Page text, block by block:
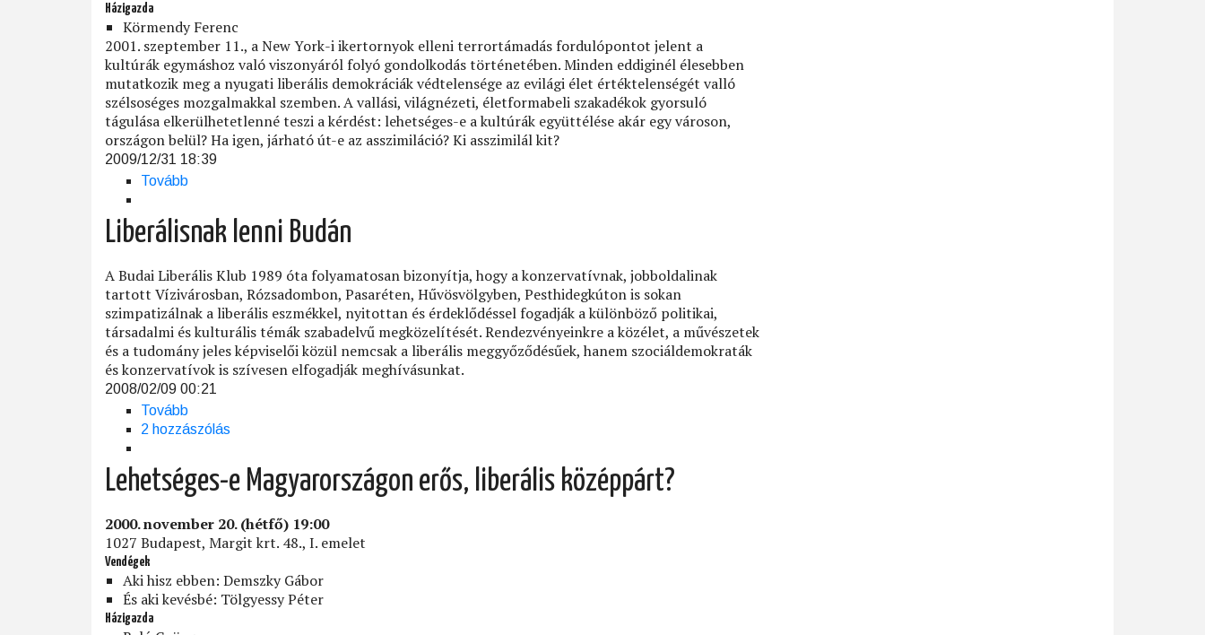
Házigazda
Körmendy Ferenc
2001. szeptember 11., a New York-i ikertornyok elleni terrortámadás fordulópontot jelent a
kultúrák egymáshoz való viszonyáról folyó gondolkodás történetében. Minden eddiginél élesebben
mutatkozik meg a nyugati liberális demokráciák védtelensége az evilági élet értéktelenségét valló
szélsoséges mozgalmakkal szemben. A vallási, világnézeti, életformabeli szakadékok gyorsuló
tágulása elkerülhetetlenné teszi a kérdést: lehetséges-e a kultúrák együttélése akár egy városon,
országon belül? Ha igen, járható út-e az asszimiláció? Ki asszimilál kit?
2009/12/31 18:39
Tovább
alkonya?)
Liberálisnak lenni Budán
A Budai Liberális Klub 1989 óta folyamatosan bizonyítja, hogy a konzervatívnak, jobboldalinak
tartott Vízivárosban, Rózsadombon, Pasaréten, Hűvösvölgyben, Pesthidegkúton is sokan
szimpatizálnak a liberális eszmékkel, nyitottan és érdeklődéssel fogadják a különböző politikai,
társadalmi és kulturális témák szabadelvű megközelítését. Rendezvényeinkre a közélet, a művészetek
és a tudomány jeles képviselői közül nemcsak a liberális meggyőződésűek, hanem szociáldemokraták
és konzervatívok is szívesen elfogadják meghívásunkat.
2008/02/09 00:21
Tovább
lenni
2 hozzászólás
Lehetséges-e Magyarországon erős, liberális középpárt?
2000. november 20. (hétfő) 19:00
1027 Budapest, Margit krt. 48., I. emelet
Vendégek
Aki hisz ebben: Demszky Gábor
És aki kevésbé: Tölgyessy Péter
Házigazda